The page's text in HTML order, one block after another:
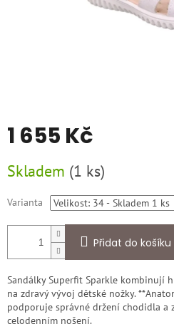
1 655 Kč
cena:
Skladem (1 ks)
Varianta
Přidat do košíku
Sandálky Superfit Sparkle kombinují
na zdravý vývoj dětské nožky.
podporuje správné držení chodidla
celodenním nošení.